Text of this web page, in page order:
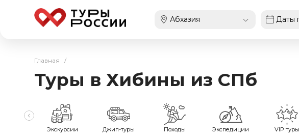
Главная /
Туры в Хибины из СПб
Экскурсии Джип-туры Походы Экспедиции VIP туры